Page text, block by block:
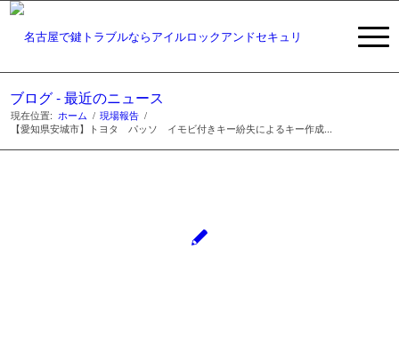
ブログ - 最近のニュース
現在位置: ホーム / 現場報告 /
【愛知県安城市】トヨタ パッソ イモビ付きキー紛失によるキー作成...